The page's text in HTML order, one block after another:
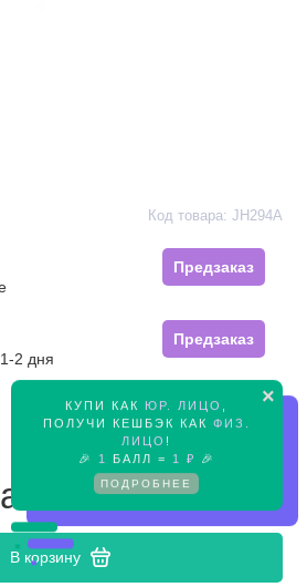
×
КУПИ КАК ЮР. ЛИЦО
ПОЛУЧИ КЕШБЭК КАК ФИЗ.
ЛИЦО !
🎉
1 БАЛЛ = 1 ₽ 🎉
ПОДРОБНЕЕ
Код товара: JH294A
Предзаказ
Предзаказ
2 дня
Предзаказ
В корзину